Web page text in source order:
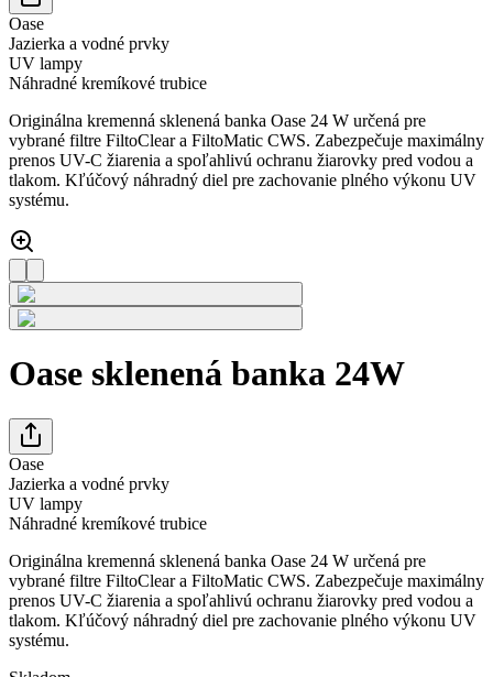
Oase
Jazierka a vodné prvky
UV lampy
Náhradné kremíkové trubice
Originálna kremenná sklenená banka Oase 24 W určená pre
vybrané filtre FiltoClear a FiltoMatic CWS. Zabezpečuje maximálny
prenos UV-C žiarenia a spoľahlivú ochranu žiarovky pred vodou a
tlakom. Kľúčový náhradný diel pre zachovanie plného výkonu UV
systému.
Oase sklenená banka 24W
Oase
Jazierka a vodné prvky
UV lampy
Náhradné kremíkové trubice
Originálna kremenná sklenená banka Oase 24 W určená pre
vybrané filtre FiltoClear a FiltoMatic CWS. Zabezpečuje maximálny
prenos UV-C žiarenia a spoľahlivú ochranu žiarovky pred vodou a
tlakom. Kľúčový náhradný diel pre zachovanie plného výkonu UV
systému.